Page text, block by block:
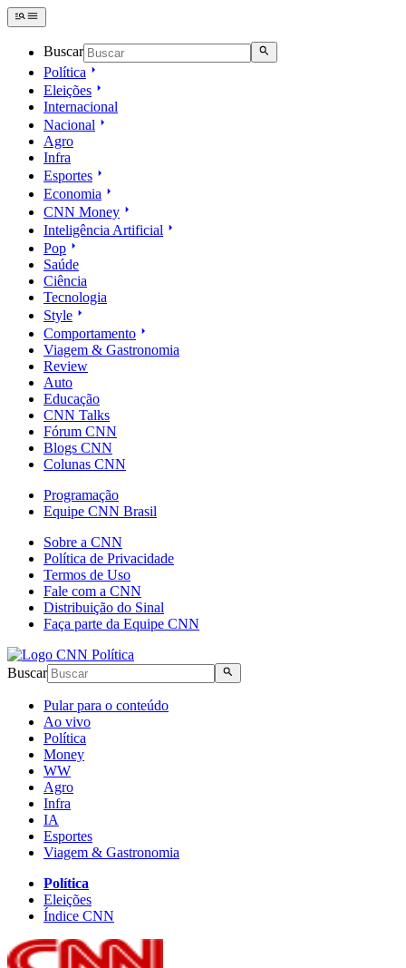
Buscar
Política
Eleições
Internacional
Nacional
Agro
Infra
Esportes
Economia
CNN Money
Inteligência Artificial
Pop
Saúde
Ciência
Tecnologia
Style
Comportamento
Viagem & Gastronomia
Review
Auto
Educação
CNN Talks
Fórum CNN
Blogs CNN
Colunas CNN
Programação
Equipe CNN Brasil
Sobre a CNN
Política de Privacidade
Termos de Uso
Fale com a CNN
Distribuição do Sinal
Faça parte da Equipe CNN
Buscar
Pular para o conteúdo
Ao vivo
Política
Money
WW
Agro
Infra
IA
Esportes
Viagem & Gastronomia
Política
Eleições
Índice CNN